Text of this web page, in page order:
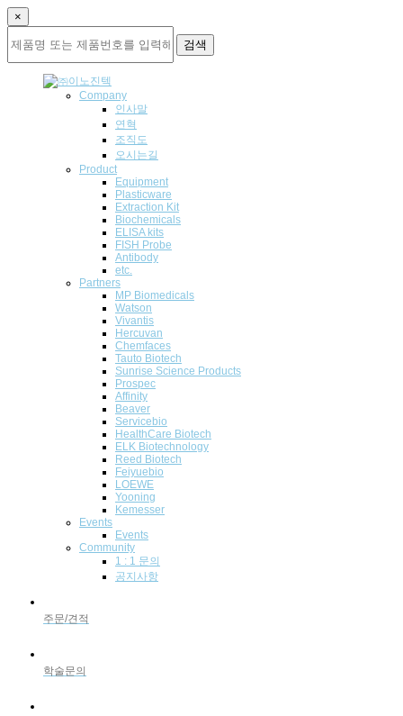
×
검색
Company
인사말
연혁
조직도
오시는길
Product
Equipment
Plasticware
Extraction Kit
Biochemicals
ELISA kits
FISH Probe
Antibody
etc.
Partners
MP Biomedicals
Watson
Vivantis
Hercuvan
Chemfaces
Tauto Biotech
Sunrise Science Products
Prospec
Affinity
Beaver
Servicebio
HealthCare Biotech
ELK Biotechnology
Reed Biotech
Feiyuebio
LOEWE
Yooning
Kemesser
Events
Events
Community
1 : 1 문의
공지사항
주문/견적
학술문의